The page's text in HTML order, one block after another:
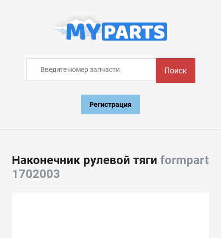
Поиск
Регистрация
Наконечник рулевой тяги formpart
1702003